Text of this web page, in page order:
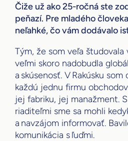
Čiže už ako 25-ročná ste
peňazí. Pre mladého
neľahké, čo vám dodávalo
Tým, že som veľa študovala
veľmi skoro nadobudla
a skúsenosť. V Rakúsku
každú jednu firmu
jej fabriku, jej manažment.
riaditeľmi sme sa mohli
a navzájom informovať.
komunikácia s ľuďmi.